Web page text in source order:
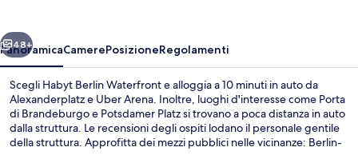
Avanti
48+
PanoramicaCamerePosizioneRegolamenti
Scegli Habyt Berlin Waterfront e alloggia a 10 minuti in auto da
Alexanderplatz e Uber Arena. Inoltre, luoghi d'interesse come Porta
di Brandeburgo e Potsdamer Platz si trovano a poca distanza in auto
dalla struttura. Le recensioni degli ospiti lodano il personale gentile
della struttura. Approfitta dei mezzi pubblici nelle vicinanze: Berlin-